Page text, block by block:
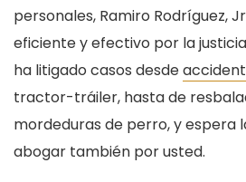
personales, Ramiro Rodríguez,
eficiente y efectivo por la
ha litigado casos desde
tractor-tráiler, hasta de
mordeduras de perro, y espera
abogar también por usted.